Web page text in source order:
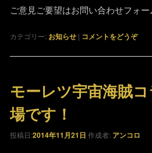
ご意見ご要望はお問い合わせフォー
カテゴリー: お知らせ | コメントをどうぞ
モーレツ宇宙海賊
場です！
投稿日:2014年11月21日 作成者: アンコロ